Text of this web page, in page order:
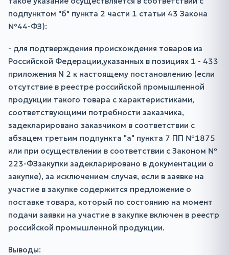
подпунктом "б" пункта 2 части 1 статьи 43 Закона
№44-ФЗ):
- для подтверждения происхождения товаров из
Российской Федерации,указанных в позициях 1 - 433
приложения N 2 к настоящему постановлению (если
отсутствие в реестре российской промышленной
продукции такого товара с характеристиками,
соответствующими потребности заказчика,
задекларировано заказчиком в соответствии с
абзацем третьим подпункта "а" пункта 7 ПП №1875
или при осуществлении в соответствии с Законом №
223-ФЗзакупки задекларировано в документации о
закупке), за исключением случая, если в заявке на
участие в закупке содержится предложение о
поставке товара, который по состоянию на момент
подачи заявки на участие в закупке включен в реестр
российской промышленной продукции.
Выводы: